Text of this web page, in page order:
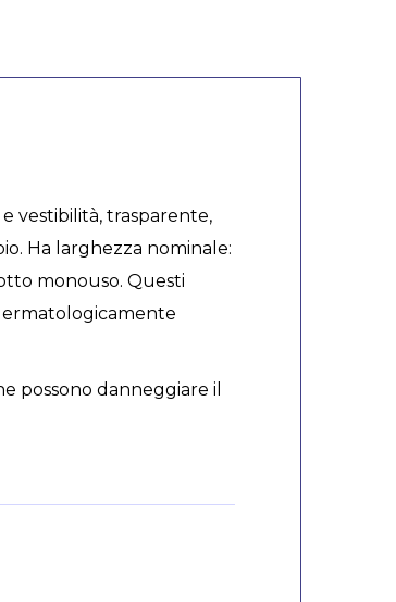
vestibilità, trasparente,
Ha larghezza nominale:
monouso. Questi
possono danneggiare il